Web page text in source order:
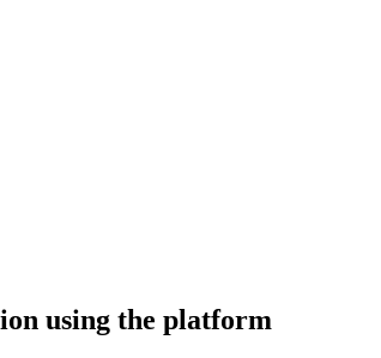
using the platform